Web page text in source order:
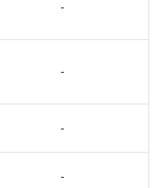
-
-
-
-